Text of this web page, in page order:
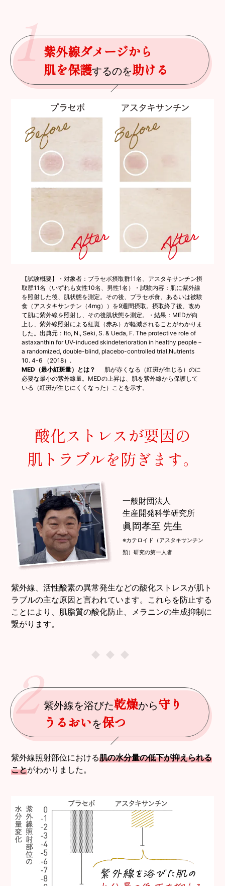
1 紫外線ダメージから
肌を保護するのを助ける
【試験概要】・対象者：プラセボ摂取群11名、アスタキサンチン摂
取群11名（いずれも女性10名、男性1名）・試験内容：肌に紫外線
を照射した後、肌状態を測定。その後、プラセボ食、あるいは被験
食（アスタキサンチン（4mg））を9週間摂取。摂取終了後、改め
て肌に紫外線を照射し、その後肌状態を測定。・結果：MEDが向
上し、紫外線照射による紅斑（赤み）が軽減されることがわかりま
した。出典元：Ito, N., Seki, S. & Ueda, F. The protective role of
astaxanthin for UV-induced skindeterioration in healthy people－
a randomized, double-blind, placebo-controlled trial.Nutrients
10. 4-6 （2018）.
MED（最小紅斑量）とは？
肌が赤くなる（紅斑が生じる）のに
必要な最小の紫外線量。MEDの上昇は、肌を紫外線から保護して
いる（紅斑が生じにくくなった）ことを示す。
酸化ストレスが要因の
肌トラブルを防ぎます。
一般財団法人
生産開発科学研究所
眞岡孝至 先生
※カテロイド（アスタキサンチン
類）研究の第一人者
紫外線、活性酸素の異常発生などの酸化ストレスが肌ト
ラブルの主な原因と言われています。これらを防止する
ことにより、肌脂質の酸化防止、メラニンの生成抑制に
繋がります。
2 紫外線を浴びた乾燥から守り
うるおいを保つ
紫外線照射部位における肌の水分量の低下が抑えられる
ことがわかりました。